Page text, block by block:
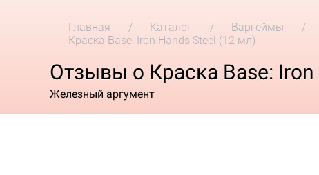
Главная Каталог Варгеймы
Краска Base: Iron Hands Steel (12 мл)
Отзывы о Краска Base:
Железный аргумент